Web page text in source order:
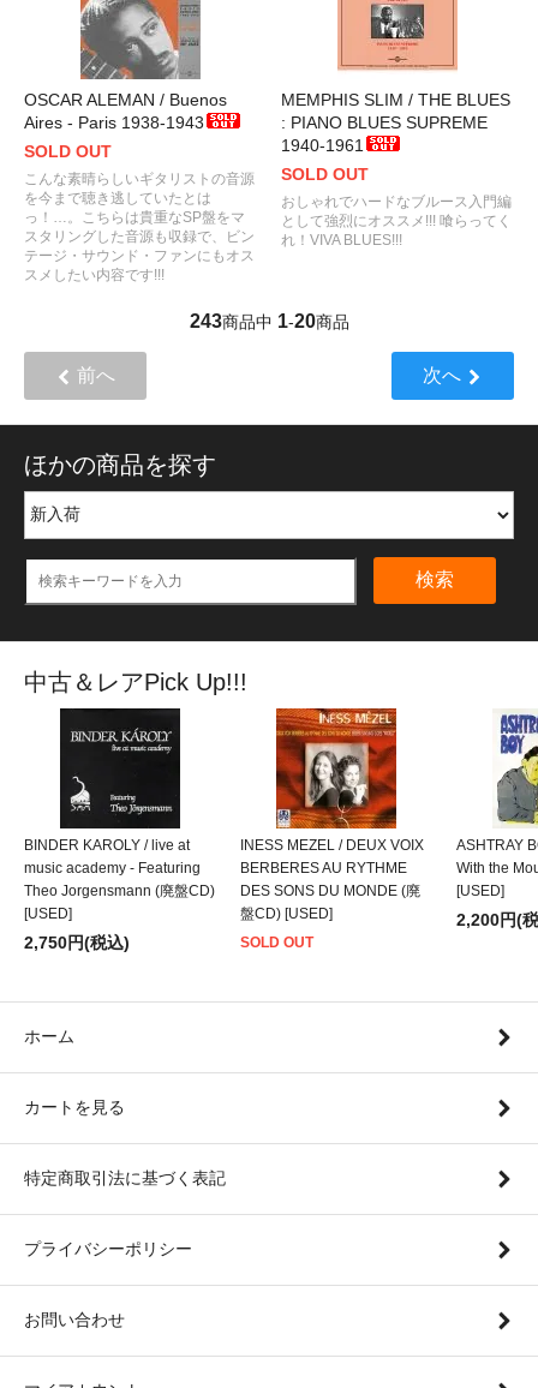
OSCAR ALEMAN / Buenos
Aires - Paris 1938-1943
SOLD OUT
こんな素晴らしいギタリストの音源
を今まで聴き逃していたとは
っ！…。こちらは貴重なSP盤をマ
スタリングした音源も収録で、ビン
テージ・サウンド・ファンにもオス
スメしたい内容です!!!
MEMPHIS SLIM / THE BLUES
: PIANO BLUES SUPREME
1940-1961
SOLD OUT
おしゃれでハードなブルース入門編
として強烈にオススメ!!! 喰らってく
れ！VIVA BLUES!!!
243商品中 1-20商品
前へ 次へ
ほかの商品を探す
検索
中古＆レアPick Up!!!
BINDER KAROLY / live at
music academy - Featuring
Theo Jorgensmann (廃盤CD)
[USED]
2,750円(税込)
INESS MEZEL / DEUX VOIX
BERBERES AU RYTHME
DES SONS DU MONDE (廃
盤CD) [USED]
SOLD OUT
ASHTRAY
With the
[USED]
2,200円(
ホーム
カートを見る
特定商取引法に基づく表記
プライバシーポリシー
お問い合わせ